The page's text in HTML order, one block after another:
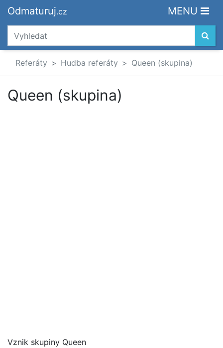
Odmaturuj.cz MENU
Referáty Hudba referáty Queen (skupina)
Queen (skupina)
Vznik skupiny Queen